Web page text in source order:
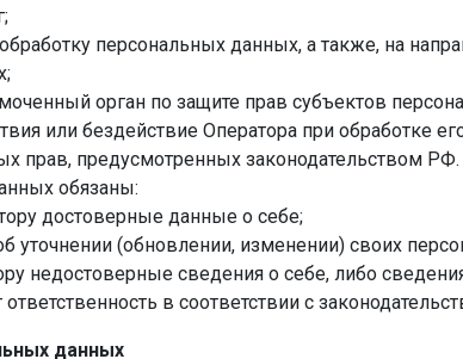
персональных данных, а также, на
орган по защите прав субъектов
или бездействие Оператора при обработке
прав, предусмотренных законодательством РФ.
обязаны:
достоверные данные о себе;
уточнении (обновлении, изменении) своих
недостоверные сведения о себе, либо
ответственность в соответствии с
данных